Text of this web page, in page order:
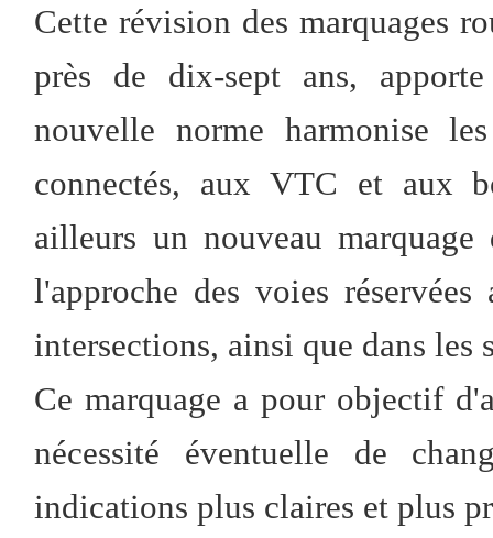
Cette révision des marquages
près de dix-sept ans,
nouvelle norme harmonise
connectés, aux VTC et aux
ailleurs un nouveau
l'approche des voies
intersections, ainsi que dans
Ce marquage a pour objectif
nécessité éventuelle de
indications plus claires et plus